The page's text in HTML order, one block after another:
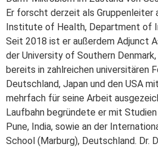
Er forscht derzeit als Gruppenleiter
Institute of Health, Department of
Seit 2018 ist er außerdem Adjunct
der University of Southern
bereits in zahlreichen universitären
Deutschland, Japan und den USA
mehrfach für seine Arbeit
Laufbahn begründete er mit
Pune, India, sowie an der
School (Marburg), Deutschland. Dr.